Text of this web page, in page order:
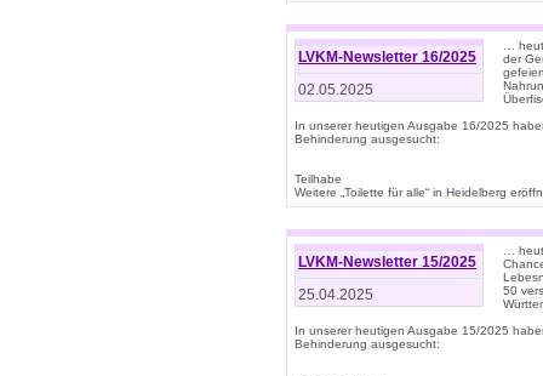
LVKM-Newsletter 16/2025
02.05.2025
…
der
In unserer heutigen Ausgabe 16/2025
Behinderung ausgesucht:
Teilhabe
Weitere „Toilette für alle“ in Heidelberg
LVKM-Newsletter 15/2025
25.04.2025
…
50
In unserer heutigen Ausgabe 15/2025
Behinderung ausgesucht: